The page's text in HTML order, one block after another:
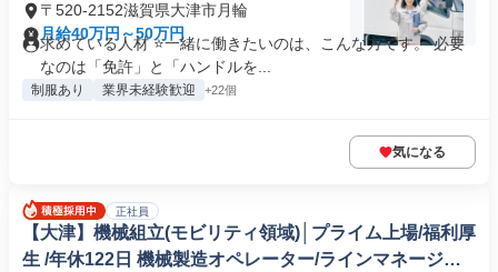
〒520-2152滋賀県大津市月輪
月給40万円～50万円
求めている人材 ⭐一緒に働きたいのは、こんな方です。 必要
なのは「免許」と「ハンドルを...
制服あり 業界未経験歓迎 +22個
気になる
正社員
【大津】機械組立(モビリティ領域)│プライム上場/福利厚
生 /年休122日 機械製造オペレーター/ラインマネージャ